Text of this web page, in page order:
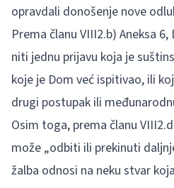
opravdali donošenje nove
Prema članu VIII2.b) Aneksa
niti jednu prijavu koja je
koje je Dom već ispitivao, ili
drugi postupak ili
Osim toga, prema članu
može „odbiti ili prekinuti
žalba odnosi na neku stvar